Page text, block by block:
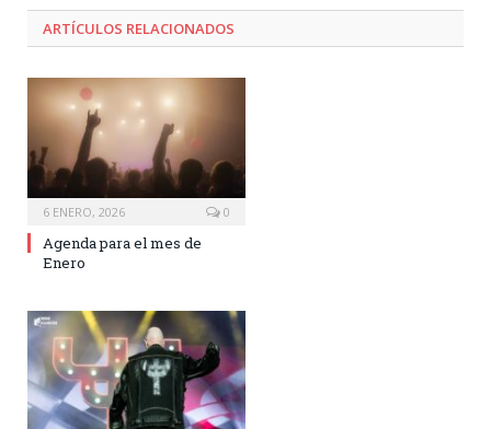
ARTÍCULOS RELACIONADOS
6 ENERO, 2026 0
Agenda para el mes de
Enero